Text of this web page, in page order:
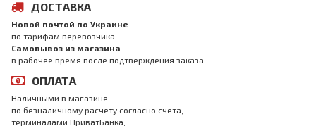
ДОСТАВКА
Новой почтой по Украине —
по тарифам перевозчика
Самовывоз из магазина —
в рабочее время после подтверждения заказа
ОПЛАТА
Наличными в магазине,
по безналичному расчёту согласно счета,
терминалами ПриватБанка,